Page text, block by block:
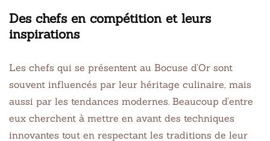
Des chefs en compétition et leurs
inspirations
Les chefs qui se présentent au Bocuse d’Or sont
souvent influencés par leur héritage culinaire, mais
aussi par les tendances modernes. Beaucoup d’entre
eux cherchent à mettre en avant des techniques
innovantes tout en respectant les traditions de leur